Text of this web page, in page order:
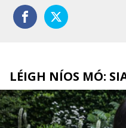
LÉIGH NÍOS MÓ: